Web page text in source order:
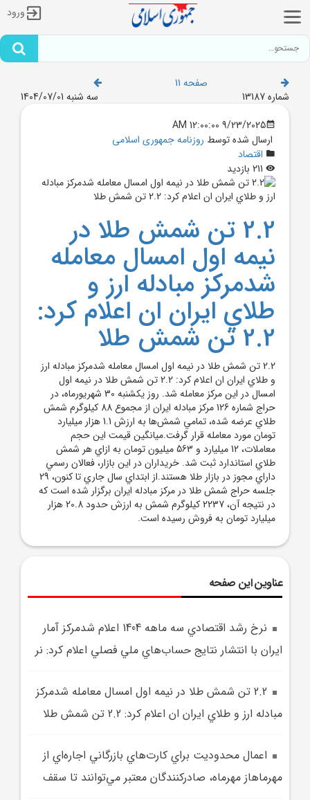
ورود
صفحه 11
شماره 13187
سه شنبه 1404/07/01
9/23/2025 12:00:00 AM
ارسال شده توسط روزنامه جمهوری اسلامی
اقتصاد
2.2 تن شمش طلا در
نيمه اول امسال معامله
شدمرکز مبادله ارز و
طلاي ايران ان اعلام کرد:
2.2 تن شمش طلا
2.2 تن شمش طلا در نيمه اول امسال معامله شدمرکز مبادله ارز
و طلاي ايران ان اعلام کرد: 2.2 تن شمش طلا در نيمه اول
امسال در اين مرکز معامله شد. روز يکشنبه 30 شهريورماه، در
حراج شماره 126 مرکز مبادله ايران از مجموع 88 کيلوگرم شمش
طلاي عرضه شده، تمامي شمش‌ها به ارزش 1.1 هزار ميليارد
تومان مورد معامله قرار گرفت.ميانگين قيمت اين حجم
معاملات، 12 ميليارد و 563 ميليون تومان به ازاي هر شمش
طلاي استاندارد ثبت شد. خريداران در اين بازار، فعالان رسمي
داراي مجوز در بازار طلا هستند.از ابتداي سال جاري تا کنون، 29
جلسه حراج شمش طلا در مرکز مبادله ايران برگزار شده است که
در نتيجه آن، 2237 کيلوگرم شمش به ارزش حدود 20.8 هزار
ميليارد تومان به فروش رسيده است.
عناوین این صفحه
نرخ رشد اقتصادي سه ماهه 1404 اعلام شدمرکز آمار
ايران با انتشار نتايج حساب‌هاي ملي فصلي اعلام کرد: نر
2.2 تن شمش طلا در نيمه اول امسال معامله شدمرکز
مبادله ارز و طلاي ايران ان اعلام کرد: 2.2 تن شمش طلا
اعمال محدوديت براي کارت‌هاي بازرگاني اجاره‌اي از
مهرماهاز مهرماه، صادرکنندگان معتبر مي‌توانند تا سقف